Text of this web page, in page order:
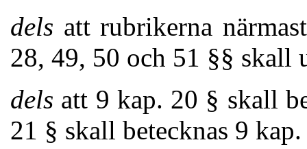
dels att rubrikerna
28, 49, 50 och 51 §§ skall
dels att 9 kap. 20 § skall
21 § skall betecknas 9